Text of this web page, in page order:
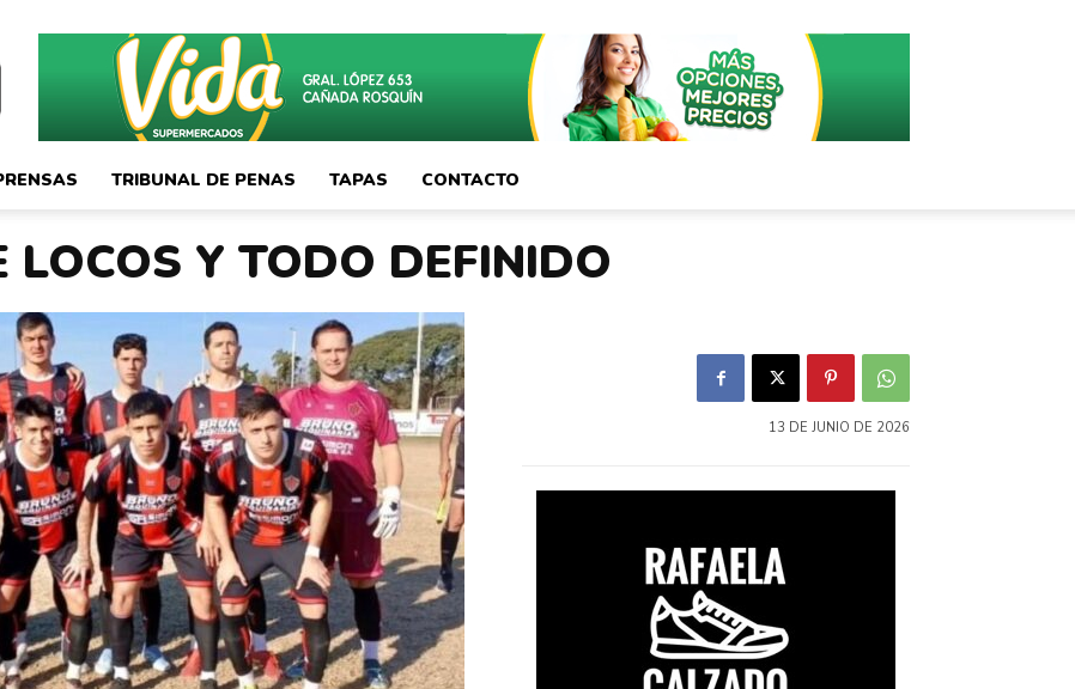
TRIBUNAL DE PENAS TAPAS CONTACTO
LOCOS Y TODO DEFINIDO
13 DE JUNIO DE 2026